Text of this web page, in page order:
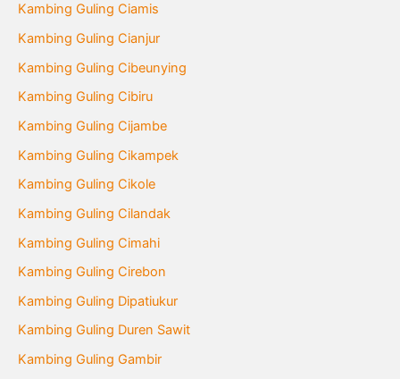
Kambing Guling Ciamis
Kambing Guling Cianjur
Kambing Guling Cibeunying
Kambing Guling Cibiru
Kambing Guling Cijambe
Kambing Guling Cikampek
Kambing Guling Cikole
Kambing Guling Cilandak
Kambing Guling Cimahi
Kambing Guling Cirebon
Kambing Guling Dipatiukur
Kambing Guling Duren Sawit
Kambing Guling Gambir